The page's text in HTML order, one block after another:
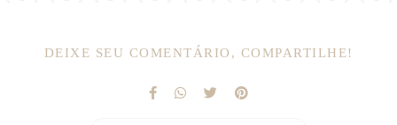
DEIXE SEU COMENTÁRIO, COMPARTILHE!